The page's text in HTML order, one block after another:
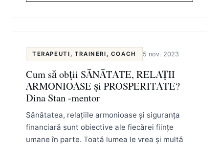
TERAPEUTI, TRAINERI, COACH 5 nov. 2023
Cum să obții SĂNĂTATE, RELAȚII
ARMONIOASE și PROSPERITATE?
Dina Stan -mentor
Sănătatea, relațiile armonioase și siguranța
financiară sunt obiective ale fiecărei ființe
umane în parte. Toată lumea le vrea și multă